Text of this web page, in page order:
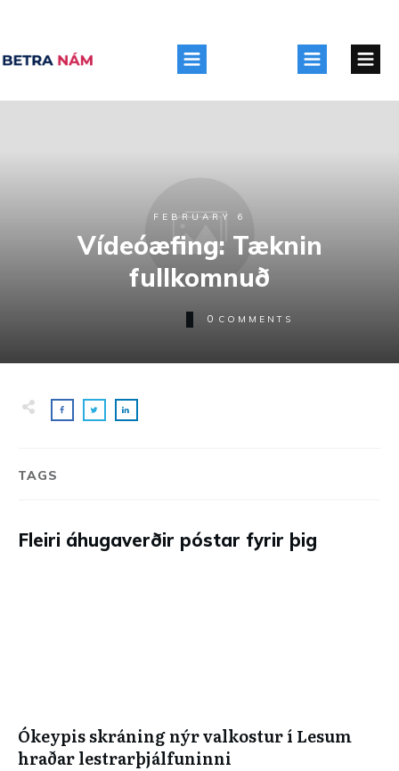
FEBRUARY 6
Vídeóæfing: Tæknin
fullkomnuð
0 COMMENTS
TAGS
Fleiri áhugaverðir póstar fyrir þig
Ókeypis skráning nýr valkostur í Lesum
hraðar lestrarþjálfuninni